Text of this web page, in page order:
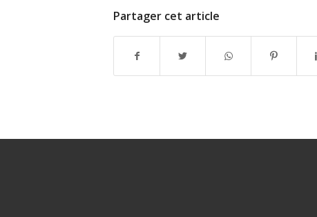
Partager cet article